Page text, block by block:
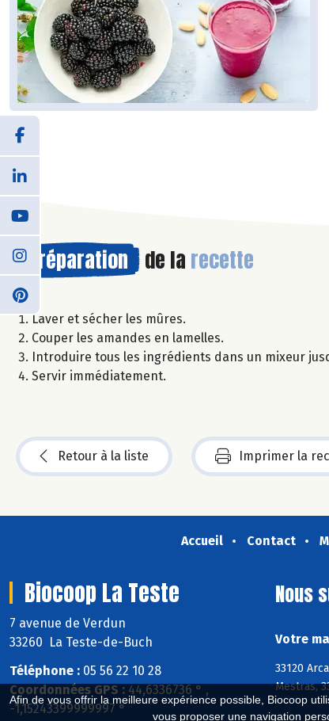
Afin de vous offrir la meilleure expérience possible, Biocoop
vous proposer une navigation
Préparation de la recette
Laver et sécher les mûres.
Couper les amandes en lamelles.
Introduire tous les ingrédients dans un mixeur
Servir immédiatement.
Retour à la liste Imprimer la
Accueil Contact
Biocoop La Teste
7 avenue de Verdun
33260 La Teste-de-Buch
Téléphone : 05 56 22 10 28
Coordonnées GPS : 44,6336736 ° ,
-1,15243399999997 °
Nous
Votre
33120
Mestras,